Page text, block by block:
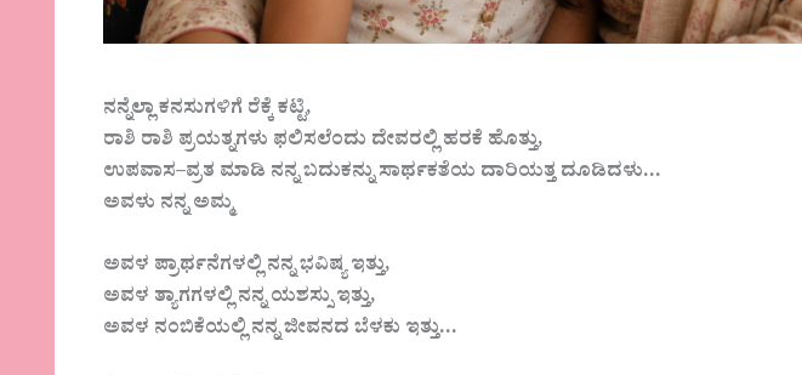
ನನ್ನೆಲ್ಲಾ ಕನಸುಗಳಿಗೆ ರೆಕ್ಕೆ ಕಟ್ಟಿ,
ರಾಶಿ ರಾಶಿ ಪ್ರಯತ್ನಗಳು ಫಲಿಸಲೆಂದು ದೇವರಲ್ಲಿ ಹರಕೆ ಹೊತ್ತು,
ಉಪವಾಸ–ವ್ರತ ಮಾಡಿ ನನ್ನ ಬದುಕನ್ನು ಸಾರ್ಥಕತೆಯ ದಾರಿಯತ್ತ ದೂಡಿದಳು…
ಅವಳು ನನ್ನ ಅಮ್ಮ
ಅವಳ ಪ್ರಾರ್ಥನೆಗಳಲ್ಲಿ ನನ್ನ ಭವಿಷ್ಯ ಇತ್ತು,
ಅವಳ ತ್ಯಾಗಗಳಲ್ಲಿ ನನ್ನ ಯಶಸ್ಸು ಇತ್ತು,
ಅವಳ ನಂಬಿಕೆಯಲ್ಲಿ ನನ್ನ ಜೀವನದ ಬೆಳಕು ಇತ್ತು…